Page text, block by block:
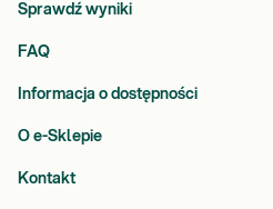
Sprawdź wyniki
FAQ
Informacja o dostępności
O e-Sklepie
Kontakt